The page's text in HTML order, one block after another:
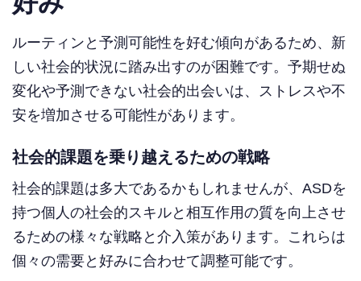
ルーティンと予測可能性を好む傾向があるため、新
しい社会的状況に踏み出すのが困難です。予期せぬ
変化や予測できない社会的出会いは、ストレスや不
安を増加させる可能性があります。
社会的課題を乗り越えるための戦略
社会的課題は多大であるかもしれませんが、ASDを
持つ個人の社会的スキルと相互作用の質を向上させ
るための様々な戦略と介入策があります。これらは
個々の需要と好みに合わせて調整可能です。